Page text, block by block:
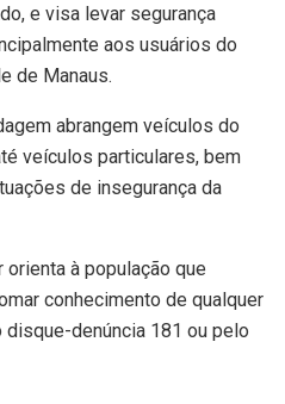
e visa levar segurança
aos usuários do
de Manaus.
abrangem veículos do
veículos particulares, bem
de insegurança da
à população que
conhecimento de qualquer
denúncia 181 ou pelo